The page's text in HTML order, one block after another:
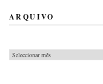
ARQUIVO
Arquivo